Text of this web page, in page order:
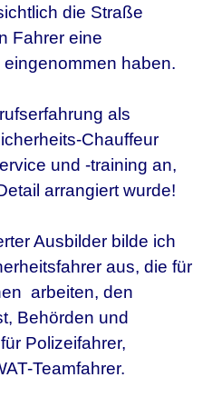
die Straße
Fahrer eine
haben.
als
Chauffeur
und -training an,
arrangiert wurde!
Ausbilder bilde ich
aus, die für
arbeiten, den
Behörden und
Polizeifahrer,
Teamfahrer.